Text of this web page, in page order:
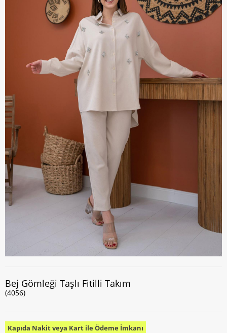
Bej Gömleği Taşlı Fitilli Takım
(4056)
Kapıda Nakit veya Kart ile Ödeme İmkanı